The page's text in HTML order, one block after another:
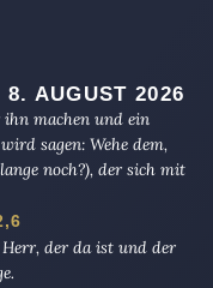
8. AUGUST 2026
ihn machen und ein
sagen: Wehe dem,
noch?), der sich mit
der da ist und der